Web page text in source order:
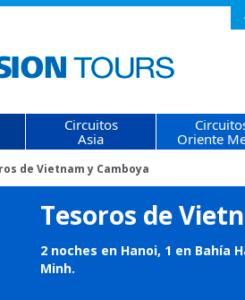
Circuitos
Asia
Oriente
de Vietnam y Camboya
Tesoros de
2 noches en Hanoi, 1 en Bahía
Minh.